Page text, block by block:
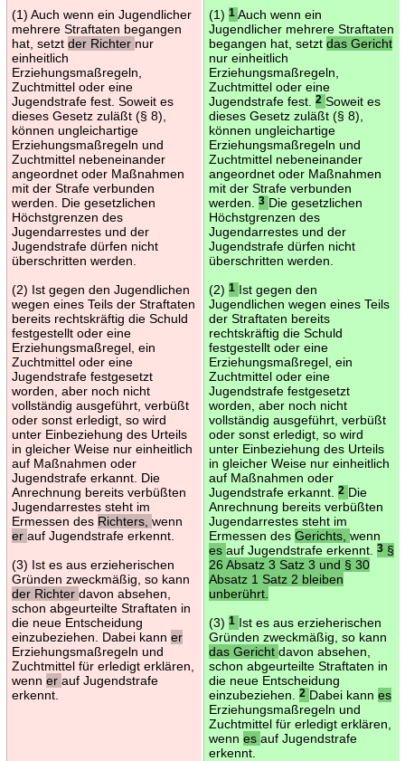
(1) Auch wenn ein Jugendlicher
mehrere Straftaten begangen
hat, setzt der Richter nur
einheitlich
Erziehungsmaßregeln,
Zuchtmittel oder eine
Jugendstrafe fest. Soweit es
dieses Gesetz zuläßt (§ 8),
können ungleichartige
Erziehungsmaßregeln und
Zuchtmittel nebeneinander
angeordnet oder Maßnahmen
mit der Strafe verbunden
werden. Die gesetzlichen
Höchstgrenzen des
Jugendarrestes und der
Jugendstrafe dürfen nicht
überschritten werden.
(2) Ist gegen den Jugendlichen
wegen eines Teils der Straftaten
bereits rechtskräftig die Schuld
festgestellt oder eine
Erziehungsmaßregel, ein
Zuchtmittel oder eine
Jugendstrafe festgesetzt
worden, aber noch nicht
vollständig ausgeführt, verbüßt
oder sonst erledigt, so wird
unter Einbeziehung des Urteils
in gleicher Weise nur einheitlich
auf Maßnahmen oder
Jugendstrafe erkannt. Die
Anrechnung bereits verbüßten
Jugendarrestes steht im
Ermessen des Richters, wenn
er auf Jugendstrafe erkennt.
(3) Ist es aus erzieherischen
Gründen zweckmäßig, so kann
der Richter davon absehen,
schon abgeurteilte Straftaten in
die neue Entscheidung
einzubeziehen. Dabei kann er
Erziehungsmaßregeln und
Zuchtmittel für erledigt erklären,
wenn er auf Jugendstrafe
erkennt.
(1) 1 Auch wenn ein
Jugendlicher mehrere Straftaten
begangen hat, setzt das Gericht
nur einheitlich
Erziehungsmaßregeln,
Zuchtmittel oder eine
Jugendstrafe fest.
2 Soweit es
dieses Gesetz zuläßt (§ 8),
können ungleichartige
Erziehungsmaßregeln und
Zuchtmittel nebeneinander
angeordnet oder Maßnahmen
mit der Strafe verbunden
werden.
3 Die gesetzlichen
Höchstgrenzen des
Jugendarrestes und der
Jugendstrafe dürfen nicht
überschritten werden.
(2) 1 Ist gegen den
Jugendlichen wegen eines Teils
der Straftaten bereits
rechtskräftig die Schuld
festgestellt oder eine
Erziehungsmaßregel, ein
Zuchtmittel oder eine
Jugendstrafe festgesetzt
worden, aber noch nicht
vollständig ausgeführt, verbüßt
oder sonst erledigt, so wird
unter Einbeziehung des Urteils
in gleicher Weise nur einheitlich
auf Maßnahmen oder
Jugendstrafe erkannt.
2 Die
Anrechnung bereits verbüßten
Jugendarrestes steht im
Ermessen des Gerichts, wenn
es auf Jugendstrafe erkennt. 3§
26 Absatz 3 Satz 3 und § 30
Absatz 1 Satz 2 bleiben
unberührt.
(3) 1 Ist es aus erzieherischen
Gründen zweckmäßig, so kann
das Gericht davon absehen,
schon abgeurteilte Straftaten in
die neue Entscheidung
einzubeziehen.
2 Dabei kann es
Erziehungsmaßregeln und
Zuchtmittel für erledigt erklären,
wenn es auf Jugendstrafe
erkennt.